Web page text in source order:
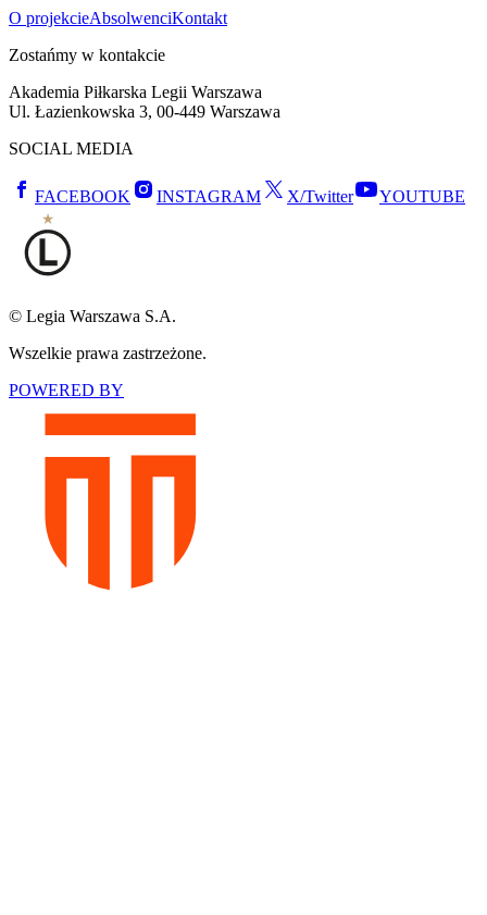
O projekcieAbsolwenciKontakt
Zostańmy w kontakcie
Akademia Piłkarska Legii Warszawa
Ul. Łazienkowska 3, 00-449 Warszawa
SOCIAL MEDIA
FACEBOOK INSTAGRAM X/Twitter YOUTUBE
© Legia Warszawa S.A.
Wszelkie prawa zastrzeżone.
POWERED BY